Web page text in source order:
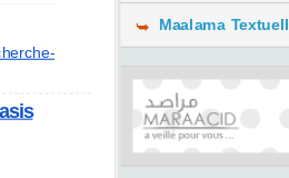
Maalama